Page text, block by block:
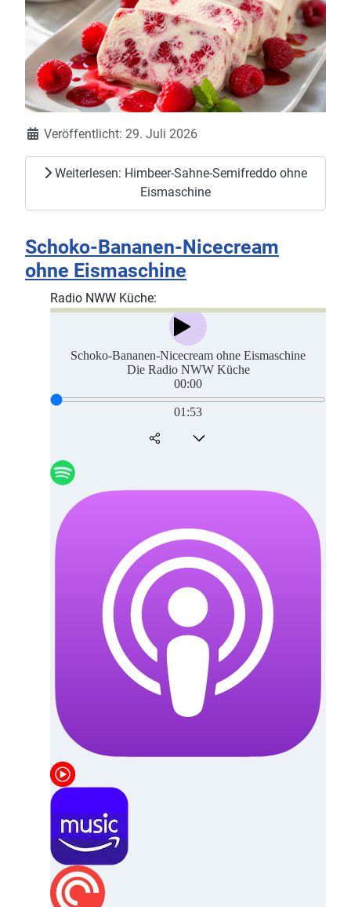
DetailsVeröffentlicht: 29. Juli 2026
Weiterlesen: Himbeer-Sahne-Semifreddo ohne
Eismaschine
Schoko-Bananen-Nicecream
ohne Eismaschine
Radio NWW Küche: